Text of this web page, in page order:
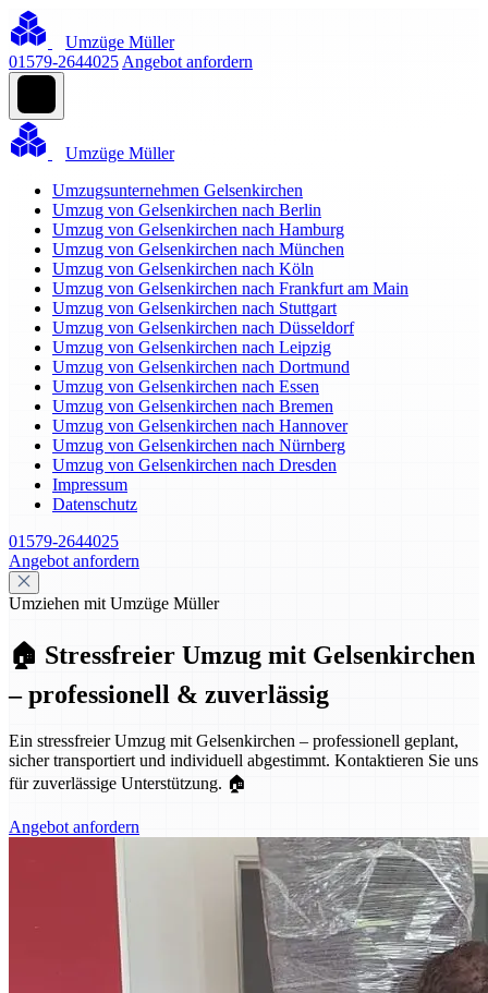
Umzüge Müller
01579-2644025 Angebot anfordern
Umzüge Müller
Umzugsunternehmen Gelsenkirchen
Umzug von Gelsenkirchen nach Berlin
Umzug von Gelsenkirchen nach Hamburg
Umzug von Gelsenkirchen nach München
Umzug von Gelsenkirchen nach Köln
Umzug von Gelsenkirchen nach Frankfurt am Main
Umzug von Gelsenkirchen nach Stuttgart
Umzug von Gelsenkirchen nach Düsseldorf
Umzug von Gelsenkirchen nach Leipzig
Umzug von Gelsenkirchen nach Dortmund
Umzug von Gelsenkirchen nach Essen
Umzug von Gelsenkirchen nach Bremen
Umzug von Gelsenkirchen nach Hannover
Umzug von Gelsenkirchen nach Nürnberg
Umzug von Gelsenkirchen nach Dresden
Impressum
Datenschutz
01579-2644025
Angebot anfordern
Umziehen mit Umzüge Müller
🏠 Stressfreier Umzug mit Gelsenkirchen
– professionell & zuverlässig
Ein stressfreier Umzug mit Gelsenkirchen – professionell geplant,
sicher transportiert und individuell abgestimmt. Kontaktieren Sie uns
für zuverlässige Unterstützung. 🏠
Angebot anfordern